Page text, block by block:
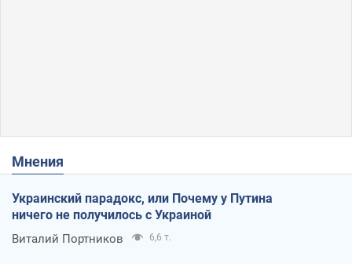
Мнения
Украинский парадокс, или Почему у Путина
ничего не получилось с Украиной
Виталий Портников 6,6 т.